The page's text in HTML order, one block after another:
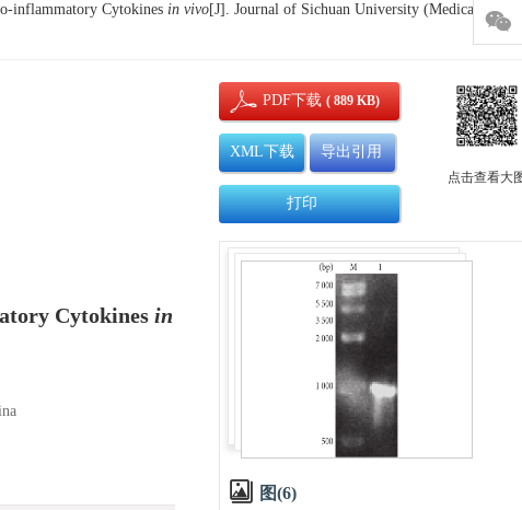
inflammatory Cytokines in vivo[J]. Journal of Sichuan University (Medical
Cytokines in
PDF下载( 889 KB)
XML下载 导出引用
打印
点击查看大
图(6)